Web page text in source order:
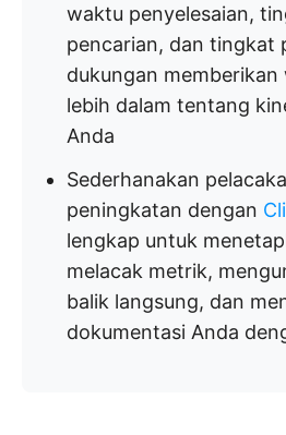
waktu penyelesaian,
pencarian, dan tingkat
dukungan memberikan
lebih dalam tentang
Anda
Sederhanakan
peningkatan dengan
lengkap untuk
melacak metrik,
balik langsung, dan
dokumentasi Anda